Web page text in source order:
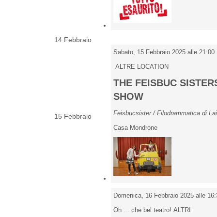
14 Febbraio
15 Febbraio
Sabato, 15 Febbraio 2025 alle 21:00
ALTRE LOCATION
THE FEISBUC
SHOW
Feisbucsister / Filodrammatica di
Casa Mondrone
Domenica, 16 Febbraio 2025 alle
Oh ... che bel teatro! ALTRI